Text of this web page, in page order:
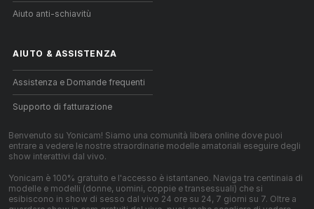
Aiuto anti-schiavitù
AIUTO & ASSISTENZA
Assistenza e Domande frequenti
Supporto di fatturazione
Benvenuto su Yonicam! Siamo una comunità libera online dove puoi
entrare a vedere le nostre straordinarie modelle amatoriali eseguire degli
show interattivi dal vivo.
Yonicam è 100% gratuito e l'accesso è istantaneo. Naviga tra centinaia di
modelle e modelli (donne, uomini, coppie e transessuali) che si
esibiscono in show di sesso dal vivo 24 ore su 24, 7 giorni su 7. Oltre a